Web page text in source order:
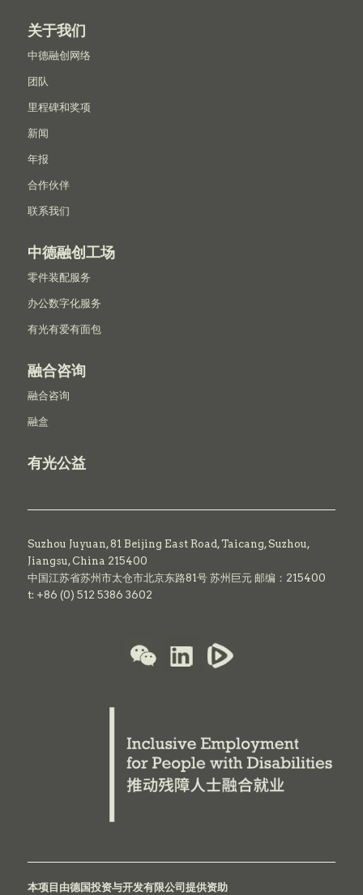
关于我们
中德融创网络
团队
里程碑和奖项
新闻
年报
合作伙伴
联系我们
中德融创工场
零件装配服务
办公数字化服务
有光有爱有面包
融合咨询
融合咨询
融盒
有光公益
Suzhou Juyuan, 81 Beijing East Road,Taicang,Suzhou,
Jiangsu, China 215400
中国江苏省苏州市太仓市北京东路81号 苏州巨元 邮编：215400
t: +86 (0) 512 5386 3602
本项目由德国投资与开发有限公司提供资助